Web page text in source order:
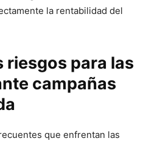
la rentabilidad del
riesgos para las
campañas
que enfrentan las